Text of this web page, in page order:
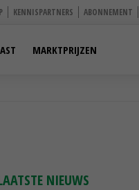
KENNISPARTNERS ABONNEMENT
MARKTPRIJZEN
NIEUWS